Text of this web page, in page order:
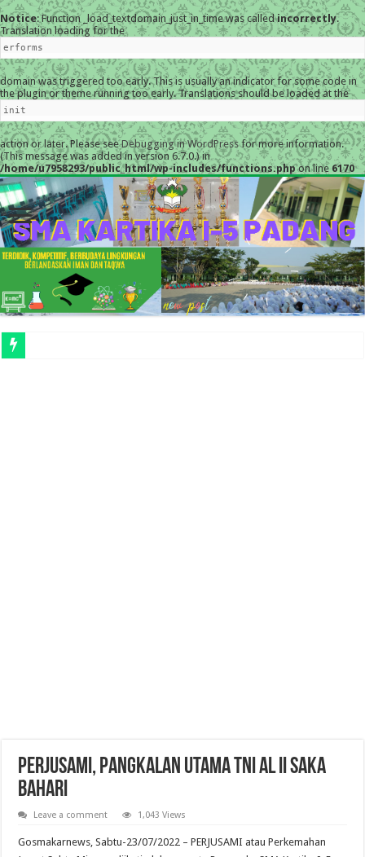
Notice: Function _load_textdomain_just_in_time was calledincorrectly.
Translation loading for the
erforms
domain was triggered too early. This is usually an indicator for some code in
the plugin or theme running too early. Translations should be loaded at the
init
action or later. Please seeDebugging in WordPressfor more information.
(This message was added in version 6.7.0.) in
/home/u7958293/public_html/wp-includes/functions.phpon line 6170
PERJUSAMI, Pangkalan Utama TNI AL II SAKA
BAHARI
Leave a comment 1,043 Views
Gosmakarnews, Sabtu-23/07/2022 – PERJUSAMI atau Perkemahan